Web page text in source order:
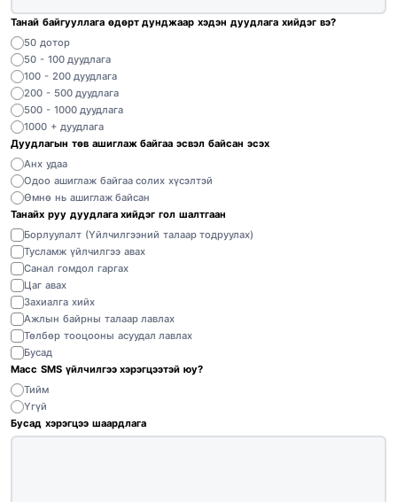
Танай байгууллага өдөрт дунджаар хэдэн дуудлага хийдэг вэ?
50 дотор
50 - 100 дуудлага
100 - 200 дуудлага
200 - 500 дуудлага
500 - 1000 дуудлага
1000 + дуудлага
Дуудлагын төв ашиглаж байгаа эсвэл байсан эсэх
Анх удаа
Одоо ашиглаж байгаа солих хүсэлтэй
Өмнө нь ашиглаж байсан
Танайх руу дуудлага хийдэг гол шалтгаан
Борлуулалт (Үйлчилгээний талаар тодруулах)
Тусламж үйлчилгээ авах
Санал гомдол гаргах
Цаг авах
Захиалга хийх
Ажлын байрны талаар лавлах
Төлбөр тооцооны асуудал лавлах
Бусад
Масс SMS үйлчилгээ хэрэгцээтэй юу?
Тийм
Үгүй
Бусад хэрэгцээ шаардлага